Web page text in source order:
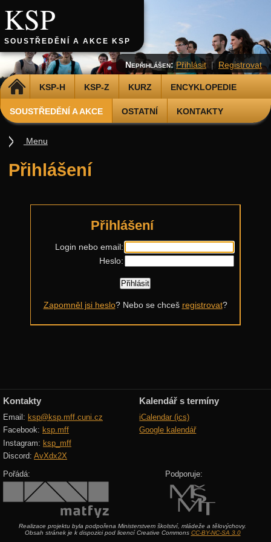
KSP
SOUSTŘEDĚNÍ A AKCE KSP
DOMŮ KSP-H KSP-Z KURZ ENCYKLOPEDIE
SOUSTŘEDĚNÍ A AKCE OSTATNÍ KONTAKTY
Nepřihlášen: Přihlásit | Registrovat
Přihlášení
Přihlášení
Login nebo email:
Heslo:
Zapomněl jsi heslo? Nebo se chceš registrovat?
Menu
Historické akce
Kontakty
Email: ksp@ksp.mff.cuni.cz
Facebook: ksp.mff
Instagram: ksp_mff
Discord: AvXdx2X
Kalendář s termíny
iCalendar (ics)
Google kalendář
Pořádá: Podporuje:
Realizace projektu byla podpořena Ministerstvem školství, mládeže a tělovýchovy.
Obsah stránek je k dispozici pod licencí Creative Commons CC-BY-NC-SA 3.0